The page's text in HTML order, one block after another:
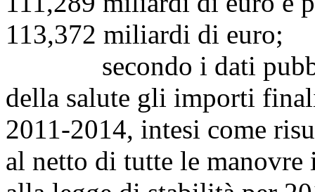
113,372 miliardi di euro;
secondo i dati
della salute gli importi
2011-2014, intesi come
al netto di tutte le manovre